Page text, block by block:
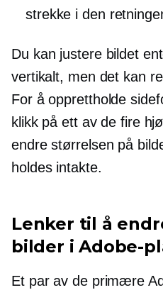
strekke i den
Du kan justere bildet
vertikalt, men det kan
For å opprettholde
klikk på ett av de fire
endre størrelsen på
holdes intakte.
Lenker til å
bilder i Adobe-
Et par av de primære